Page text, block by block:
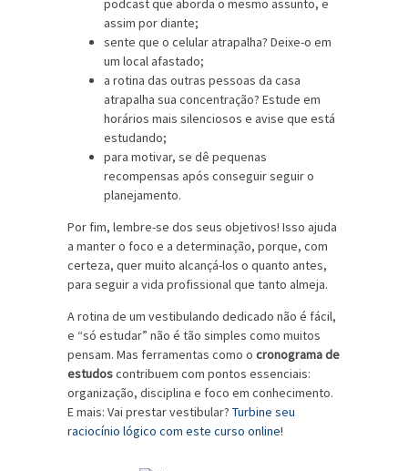
podcast que aborda o mesmo assunto, e
assim por diante;
sente que o celular atrapalha? Deixe-o em
um local afastado;
a rotina das outras pessoas da casa
atrapalha sua concentração? Estude em
horários mais silenciosos e avise que está
estudando;
para motivar, se dê pequenas
recompensas após conseguir seguir o
planejamento.
Por fim, lembre-se dos seus objetivos! Isso ajuda
a manter o foco e a determinação, porque, com
certeza, quer muito alcançá-los o quanto antes,
para seguir a vida profissional que tanto almeja.
A rotina de um vestibulando dedicado não é fácil,
e “só estudar” não é tão simples como muitos
pensam. Mas ferramentas como o cronograma de
estudoscontribuem com pontos essenciais:
organização, disciplina e foco em conhecimento.
E mais: Vai prestar vestibular? Turbine seu
raciocínio lógico com este curso online!